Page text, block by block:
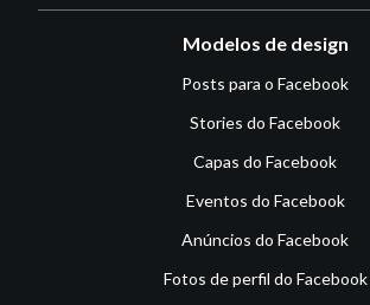
Modelos de design
Posts para o Facebook
Stories do Facebook
Capas do Facebook
Eventos do Facebook
Anúncios do Facebook
Fotos de perfil do Facebook